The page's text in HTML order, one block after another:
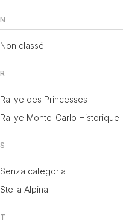
N
Non classé
R
Rallye des Princesses
Rallye Monte-Carlo Historique
S
Senza categoria
Stella Alpina
T